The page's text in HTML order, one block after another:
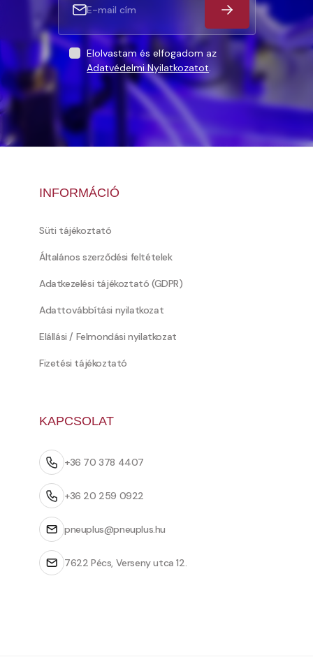
Elolvastam és elfogadom az
Adatvédelmi Nyilatkozatot.
INFORMÁCIÓ
Süti tájékoztató
Általános szerződési feltételek
Adatkezelési tájékoztató (GDPR)
Adattovábbítási nyilatkozat
Elállási / Felmondási nyilatkozat
Fizetési tájékoztató
KAPCSOLAT
+36 70 378 4407
+36 20 259 0922
pneuplus@pneuplus.hu
7622 Pécs, Verseny utca 12.